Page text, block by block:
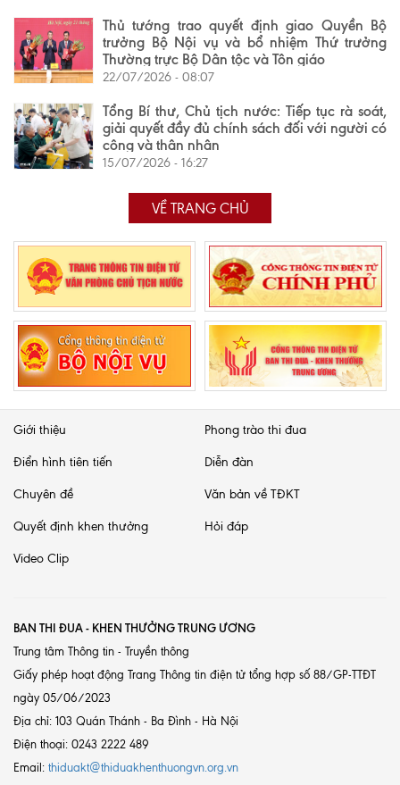
Thủ tướng trao quyết định giao Quyền Bộ
trưởng Bộ Nội vụ và bổ nhiệm Thứ trưởng
Thường trực Bộ Dân tộc và Tôn giáo
22/07/2026 - 08:07
Tổng Bí thư, Chủ tịch nước: Tiếp tục rà soát,
giải quyết đầy đủ chính sách đối với người có
công và thân nhân
15/07/2026 - 16:27
VỀ TRANG CHỦ
Giới thiệu Phong trào thi đua
Điển hình tiên tiến Diễn đàn
Chuyên đề Văn bản về TĐKT
Quyết định khen thưởng Hỏi đáp
Video Clip
BAN THI ĐUA - KHEN THƯỞNG TRUNG ƯƠNG
Trung tâm Thông tin - Truyền thông
Giấy phép hoạt động Trang Thông tin điện tử tổng hợp số 88/GP-TTĐT
ngày 05/06/2023
Địa chỉ: 103 Quán Thánh - Ba Đình - Hà Nội
Điện thoại: 0243 2222 489
Email: thiduakt@thiduakhenthuongvn.org.vn